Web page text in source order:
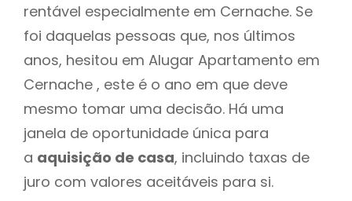
rentável especialmente em Cernache. Se
foi daquelas pessoas que, nos últimos
anos, hesitou em Alugar Apartamento em
Cernache , este é o ano em que deve
mesmo tomar uma decisão. Há uma
janela de oportunidade única para
a aquisição de casa, incluindo taxas de
juro com valores aceitáveis para si.